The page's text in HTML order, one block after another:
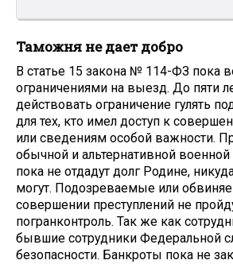
Таможня не дает добро
В статье 15 закона № 114-ФЗ пока
ограничениями на выезд. До пяти
действовать ограничение гулять
для тех, кто имел доступ к
или сведениям особой важности.
обычной и альтернативной
пока не отдадут долг Родине,
могут. Подозреваемые или
совершении преступлений не
погранконтроль. Так же как
бывшие сотрудники Федеральной
безопасности. Банкроты пока не